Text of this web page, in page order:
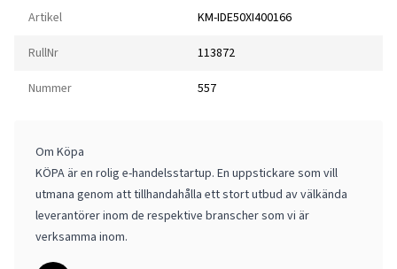
Artikel KM-IDE50XI400166
RullNr 113872
Nummer 557
Om Köpa
KÖPA är en rolig e-handelsstartup. En uppstickare som vill
utmana genom att tillhandahålla ett stort utbud av välkända
leverantörer inom de respektive branscher som vi är
verksamma inom.